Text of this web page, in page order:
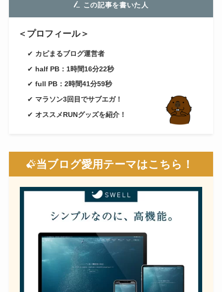
この記事を書いた人
＜プロフィール＞
✔ カピまるブログ運営者
✔ half PB：1時間16分22秒
✔ full PB：2時間41分59秒
✔ マラソン3回目でサブエガ！
✔オススメRUNグッズを紹介！
当ブログ愛用テーマはこちら！